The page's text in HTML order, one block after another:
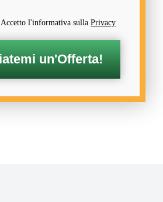
Accetto l'informativa sullaPrivacy